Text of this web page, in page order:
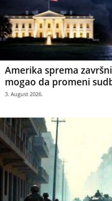
Amerika sprema
mogao da promeni
3. August 2026.